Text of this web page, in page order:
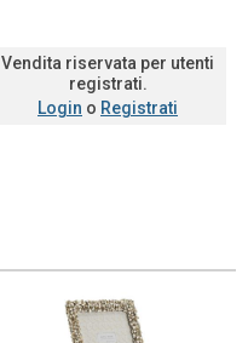
Vendita riservata per utenti
registrati.
Login o Registrati